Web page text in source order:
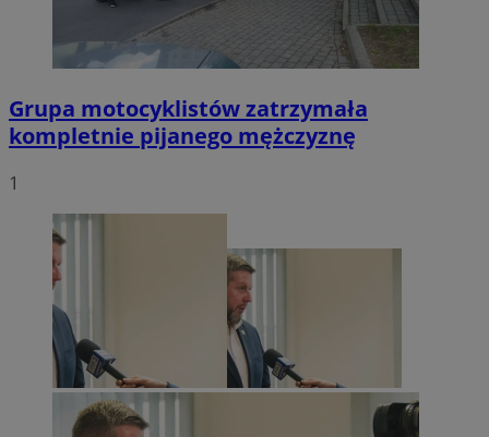
Grupa motocyklistów zatrzymała
kompletnie pijanego mężczyznę
1